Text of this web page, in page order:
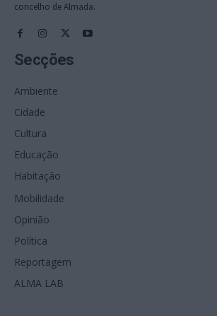
concelho de Almada.
Secções
Ambiente
Cidade
Cultura
Educação
Habitação
Mobilidade
Opinião
Política
Reportagem
ALMA LAB